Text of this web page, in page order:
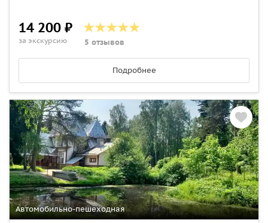
14 200 ₽
за экскурсию 5 отзывов
Подробнее
Автомобильно-пешеходная